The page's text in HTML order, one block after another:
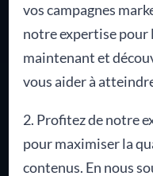
vos campagnes
notre expertise pour
maintenant et
vous aider à
2. Profitez de notre
pour maximiser la
contenus. En nous